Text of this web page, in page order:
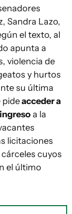
Sandra Lazo,
el texto, al
apunta a
violencia de
y hurtos
su última
pideacceder a
a la
licitaciones
cuyos
el último